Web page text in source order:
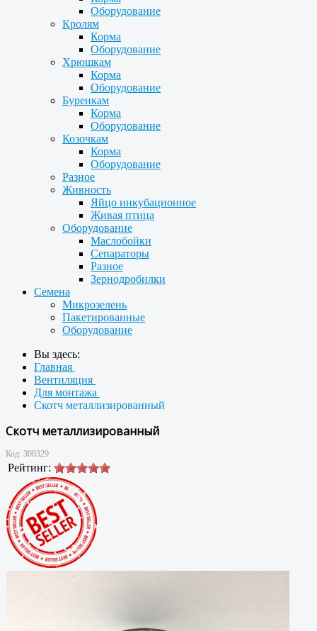
Оборудование
Кролям
Корма
Оборудование
Хрюшкам
Корма
Оборудование
Буренкам
Корма
Оборудование
Козочкам
Корма
Оборудование
Разное
Живность
Яйцо инкубационное
Живая птица
Оборудование
Маслобойки
Сепараторы
Разное
Зернодробилки
Семена
Микрозелень
Пакетированные
Оборудование
Вы здесь:
Главная
Вентиляция
Для монтажа
Скотч металлизированный
Скотч металлизированный
Код: 300329
Рейтинг: